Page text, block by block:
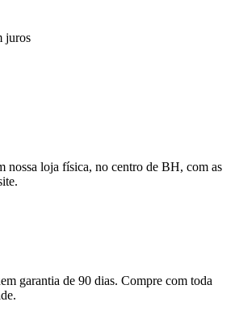
juros
nossa loja física, no centro de BH, com as
garantia de 90 dias. Compre com toda